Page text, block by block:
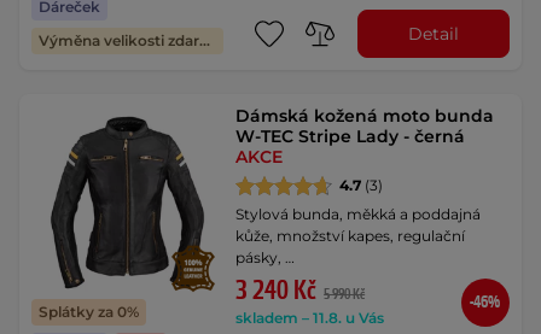
Dáreček
Výměna velikosti zdarma
Detail
Splátky za 0%
Dámská kožená moto bunda
W-TEC Stripe Lady - černá
AKCE
4.7 (3)
Stylová bunda, měkká a poddajná
kůže, množství kapes, regulační
pásky, …
3 240 Kč 5 990 Kč
skladem – 11.8. u Vás
-46%